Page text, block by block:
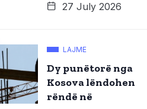
27 July 2026
LAJME
Dy punëtorë nga
Kosova lëndohen
rëndë në